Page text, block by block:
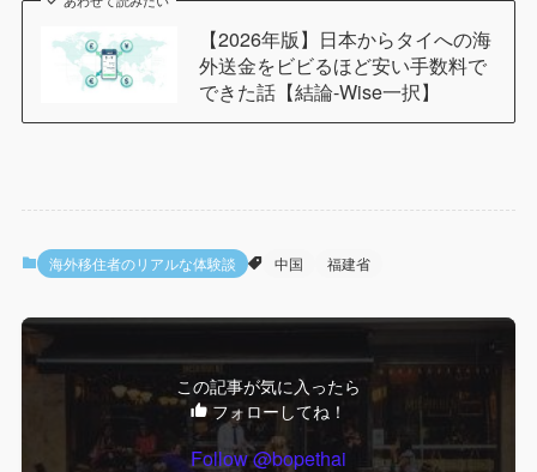
【2026年版】日本からタイへの海
外送金をビビるほど安い手数料で
できた話【結論-Wise一択】
海外移住者のリアルな体験談 中国 福建省
この記事が気に入ったら
フォローしてね！
Follow @bopethai